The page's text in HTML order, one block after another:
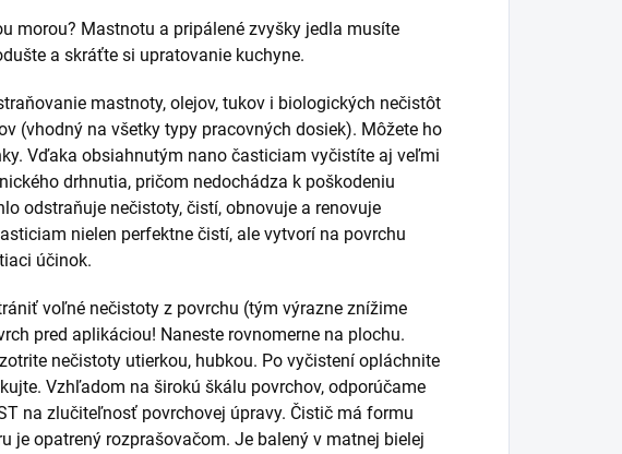
morou? Mastnotu a pripálené zvyšky jedla musíte
a skráťte si upratovanie kuchyne.
mastnoty, olejov, tukov i biologických nečistôt
(vhodný na všetky typy pracovných dosiek). Môžete ho
Vďaka obsiahnutým nano časticiam vyčistíte aj veľmi
drhnutia, pričom nedochádza k poškodeniu
odstraňuje nečistoty, čistí, obnovuje a renovuje
nielen perfektne čistí, ale vytvorí na povrchu
účinok.
voľné nečistoty z povrchu (tým výrazne znížime
pred aplikáciou! Naneste rovnomerne na plochu.
nečistoty utierkou, hubkou. Po vyčistení opláchnite
Vzhľadom na širokú škálu povrchov, odporúčame
na zlučiteľnosť povrchovej úpravy. Čistič má formu
je opatrený rozprašovačom. Je balený v matnej bielej